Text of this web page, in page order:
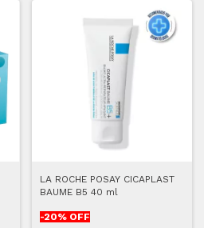
LA ROCHE POSAY CICAPLAST
BAUME B5 40 ml
-20% OFF